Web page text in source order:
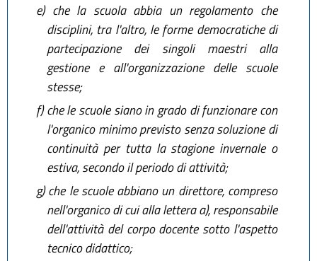
e)che la scuola abbia un regolamento che
disciplini, tra l'altro, le forme democratiche di
partecipazione dei singoli maestri alla
gestione e all'organizzazione delle scuole
stesse;
f)che le scuole siano in grado di funzionare con
l'organico minimo previsto senza soluzione di
continuità per tutta la stagione invernale o
estiva, secondo il periodo di attività;
g)che le scuole abbiano un direttore, compreso
nell'organico di cui alla lettera a), responsabile
dell'attività del corpo docente sotto l'aspetto
tecnico didattico;